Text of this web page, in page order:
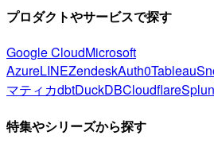
プロダクトやサービスで探す
Google CloudMicrosoft
AzureLINEZendeskAuth0Tableau
マティカdbtDuckDBCloudflare
特集やシリーズから探す